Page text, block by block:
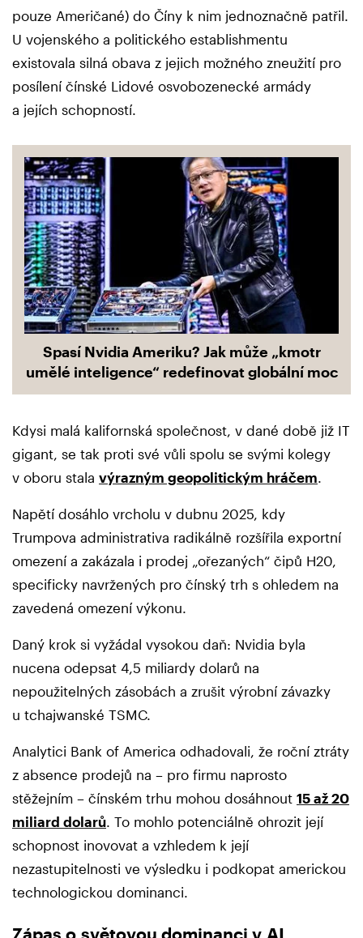
pouze Američané) do Číny k nim jednoznačně patřil.
U vojenského a politického establishmentu
existovala silná obava z jejich možného zneužití pro
posílení čínské Lidové osvobozenecké armády
a jejích schopností.
Spasí Nvidia Ameriku? Jak může „kmotr
umělé inteligence“ redefinovat globální moc
Kdysi malá kalifornská společnost, v dané době již IT
gigant, se tak proti své vůli spolu se svými kolegy
v oboru stala výrazným geopolitickým hráčem.
Napětí dosáhlo vrcholu v dubnu 2025, kdy
Trumpova administrativa radikálně rozšířila exportní
omezení a zakázala i prodej „ořezaných“ čipů H20,
specificky navržených pro čínský trh s ohledem na
zavedená omezení výkonu.
Daný krok si vyžádal vysokou daň: Nvidia byla
nucena odepsat 4,5 miliardy dolarů na
nepoužitelných zásobách a zrušit výrobní závazky
u tchajwanské TSMC.
Analytici Bank of America odhadovali, že roční ztráty
z absence prodejů na – pro firmu naprosto
stěžejním – čínském trhu mohou dosáhnout 15 až 20
miliard dolarů. To mohlo potenciálně ohrozit její
schopnost inovovat a vzhledem k její
nezastupitelnosti ve výsledku i podkopat americkou
technologickou dominanci.
Zápas o světovou dominanci v AI